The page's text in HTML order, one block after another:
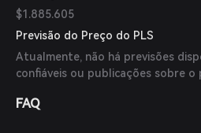
$1.885.605
Previsão do Preço do PLS
Atualmente, não há previsões
confiáveis ou publicações sobre
FAQ